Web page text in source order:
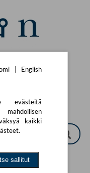
English
evästeitä
kaikki
sallitut